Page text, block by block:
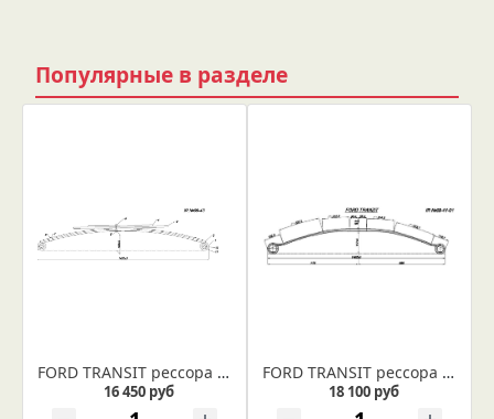
Популярные в разделе
FORD TRANSIT рессора задняя (IR 09-43)
16 450 руб
FORD TRANSIT рессора (IR 09-41)
18 100 руб